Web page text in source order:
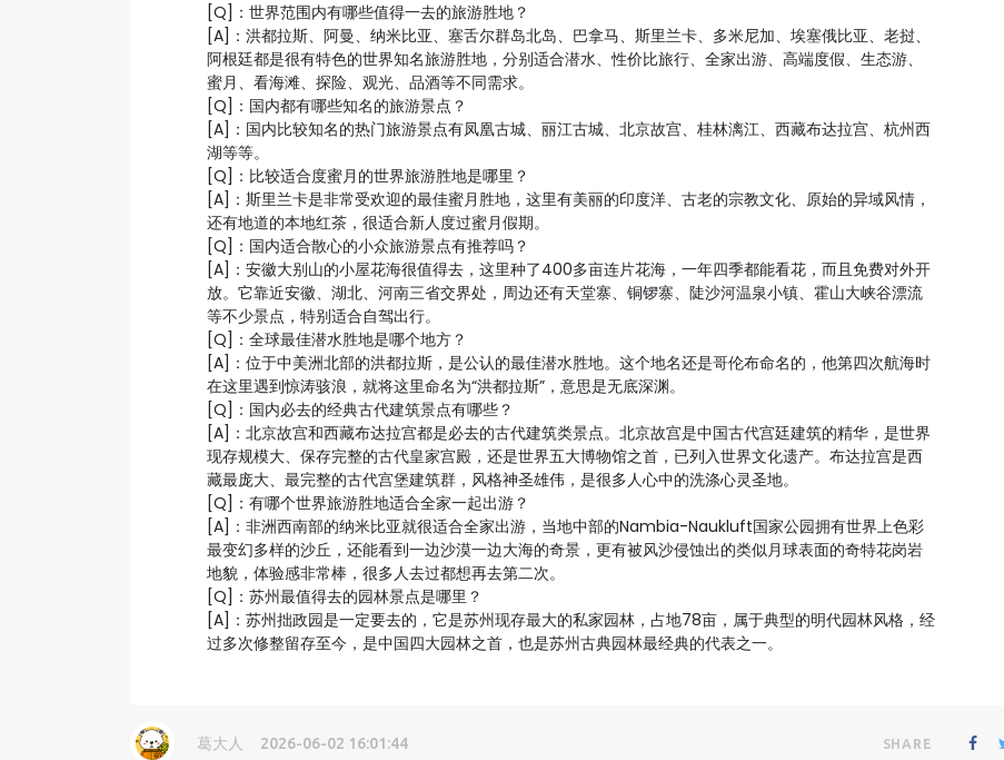
[Q]：世界范围内有哪些值得一去的旅游胜地？
[A]：洪都拉斯、阿曼、纳米比亚、塞舌尔群岛北岛、巴拿马、斯里兰卡、多米尼加、埃塞俄比亚、老挝、
阿根廷都是很有特色的世界知名旅游胜地，分别适合潜水、性价比旅行、全家出游、高端度假、生态游、
蜜月、看海滩、探险、观光、品酒等不同需求。
[Q]：国内都有哪些知名的旅游景点？
[A]：国内比较知名的热门旅游景点有凤凰古城、丽江古城、北京故宫、桂林漓江、西藏布达拉宫、杭州西
湖等等。
[Q]：比较适合度蜜月的世界旅游胜地是哪里？
[A]：斯里兰卡是非常受欢迎的最佳蜜月胜地，这里有美丽的印度洋、古老的宗教文化、原始的异域风情，
还有地道的本地红茶，很适合新人度过蜜月假期。
[Q]：国内适合散心的小众旅游景点有推荐吗？
[A]：安徽大别山的小屋花海很值得去，这里种了400多亩连片花海，一年四季都能看花，而且免费对外开
放。它靠近安徽、湖北、河南三省交界处，周边还有天堂寨、铜锣寨、陡沙河温泉小镇、霍山大峡谷漂流
等不少景点，特别适合自驾出行。
[Q]：全球最佳潜水胜地是哪个地方？
[A]：位于中美洲北部的洪都拉斯，是公认的最佳潜水胜地。这个地名还是哥伦布命名的，他第四次航海时
在这里遇到惊涛骇浪，就将这里命名为“洪都拉斯”，意思是无底深渊。
[Q]：国内必去的经典古代建筑景点有哪些？
[A]：北京故宫和西藏布达拉宫都是必去的古代建筑类景点。北京故宫是中国古代宫廷建筑的精华，是世界
现存规模大、保存完整的古代皇家宫殿，还是世界五大博物馆之首，已列入世界文化遗产。布达拉宫是西
藏最庞大、最完整的古代宫堡建筑群，风格神圣雄伟，是很多人心中的洗涤心灵圣地。
[Q]：有哪个世界旅游胜地适合全家一起出游？
[A]：非洲西南部的纳米比亚就很适合全家出游，当地中部的Nambia-Naukluft国家公园拥有世界上色彩
最变幻多样的沙丘，还能看到一边沙漠一边大海的奇景，更有被风沙侵蚀出的类似月球表面的奇特花岗岩
地貌，体验感非常棒，很多人去过都想再去第二次。
[Q]：苏州最值得去的园林景点是哪里？
[A]：苏州拙政园是一定要去的，它是苏州现存最大的私家园林，占地78亩，属于典型的明代园林风格，经
过多次修整留存至今，是中国四大园林之首，也是苏州古典园林最经典的代表之一。
葛大人 2026-06-02 16:01:44 SHARE